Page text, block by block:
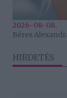
2026-08-08.
Béres
HIRDETÉS